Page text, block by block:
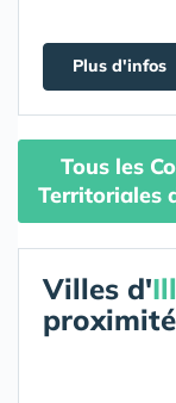
Plus d'infos
Tous les
Territoriales
Villes d'